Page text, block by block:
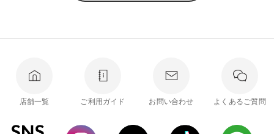
店舗一覧 ご利用ガイド お問い合わせ よくあるご質問